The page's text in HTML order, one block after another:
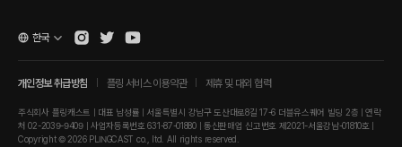
개인정보 취급방침 플링 서비스 이용약관 제휴 및 대외 협력
주식회사 플링캐스트 | 대표 남성률 | 서울특별시 강남구 도산대로8길 17-6 더블유스퀘어 빌딩 2층 | 연락
처 02-2039-9409 | 사업자등록번호 631-87-01880 | 통신판매업 신고번호 제2021-서울강남-01810호 |
Copyright © 2026 PLINGCAST co., ltd. All rights reserved.
한국